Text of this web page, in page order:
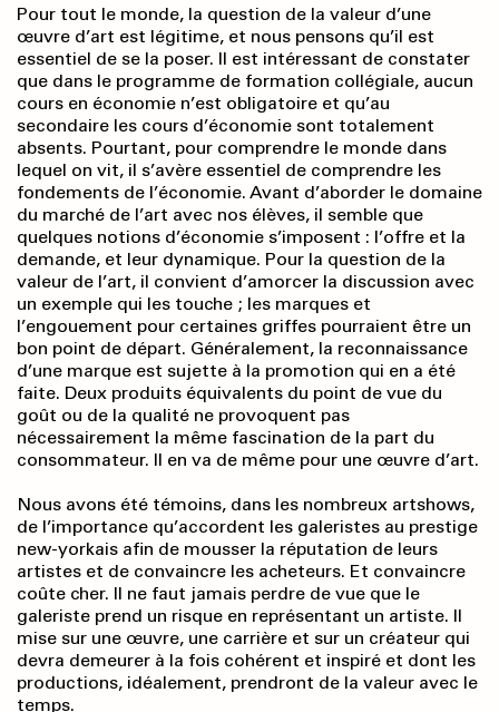
Pour tout le monde, la question de la valeur d’une
œuvre d’art est légitime, et nous pensons qu’il est
essentiel de se la poser. Il est intéressant de constater
que dans le programme de formation collégiale, aucun
cours en économie n’est obligatoire et qu’au
secondaire les cours d’économie sont totalement
absents. Pourtant, pour comprendre le monde dans
lequel on vit, il s’avère essentiel de comprendre les
fondements de l’économie. Avant d’aborder le domaine
du marché de l’art avec nos élèves, il semble que
quelques notions d’économie s’imposent : l’offre et la
demande, et leur dynamique. Pour la question de la
valeur de l’art, il convient d’amorcer la discussion avec
un exemple qui les touche ; les marques et
l’engouement pour certaines griffes pourraient être un
bon point de départ. Généralement, la reconnaissance
d’une marque est sujette à la promotion qui en a été
faite. Deux produits équivalents du point de vue du
goût ou de la qualité ne provoquent pas
nécessairement la même fascination de la part du
consommateur. Il en va de même pour une œuvre d’art.
Nous avons été témoins, dans les nombreux artshows,
de l’importance qu’accordent les galeristes au prestige
new-yorkais afin de mousser la réputation de leurs
artistes et de convaincre les acheteurs. Et convaincre
coûte cher. Il ne faut jamais perdre de vue que le
galeriste prend un risque en représentant un artiste. Il
mise sur une œuvre, une carrière et sur un créateur qui
devra demeurer à la fois cohérent et inspiré et dont les
productions, idéalement, prendront de la valeur avec le
temps.